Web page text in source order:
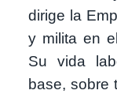
dirige la
y milita en
Su vida
base, sobre